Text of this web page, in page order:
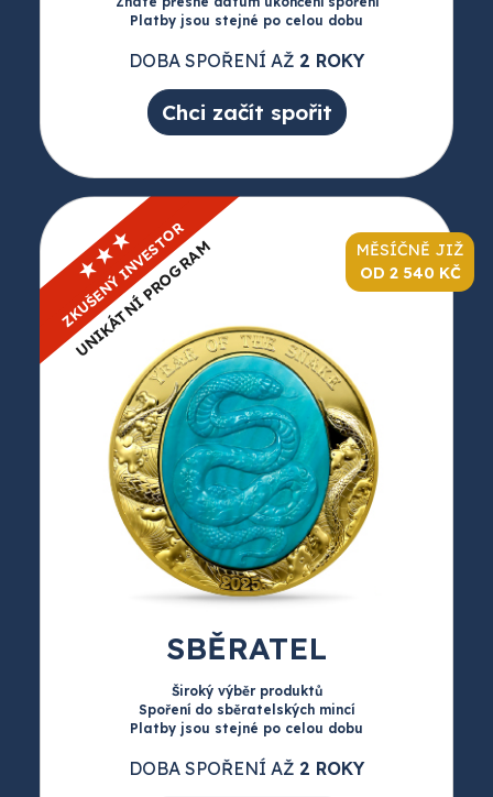
Platby jsou stejné po celou dobu
DOBA SPOŘENÍ AŽ 2 ROKY
Chci začít spořit
MĚSÍČNĚ JIŽ
OD 2 540 KČ
★★★
ZKUŠENÝ INVESTOR
UNIKÁTNÍ PROGRAM
SBĚRATEL
Široký výběr produktů
Spoření do sběratelských mincí
Platby jsou stejné po celou dobu
DOBA SPOŘENÍ AŽ 2 ROKY